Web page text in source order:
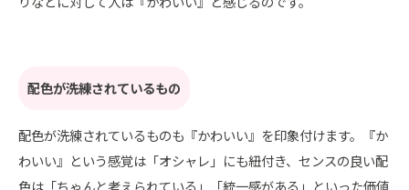
配色が洗練されているもの
配色が洗練されているものも『かわいい』を印象付けます。『か
わいい』という感覚は「オシャレ」にも紐付き、センスの良い配
色は「ちゃんと考えられている」「統一感がある」といった価値